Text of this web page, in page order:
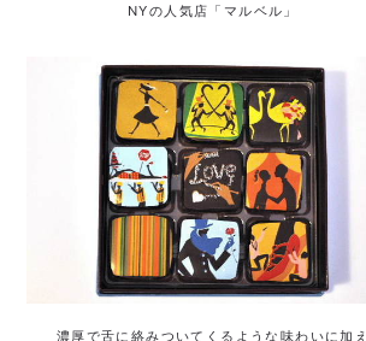
NYの人気店「マルベル」
濃厚で舌に絡みついてくるような味わいに加え